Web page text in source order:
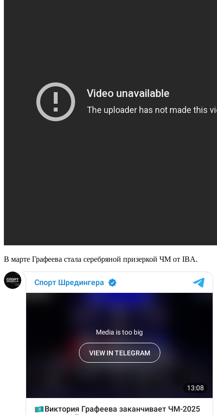
В марте Графеева стала серебряной призеркой ЧМ от IBA.